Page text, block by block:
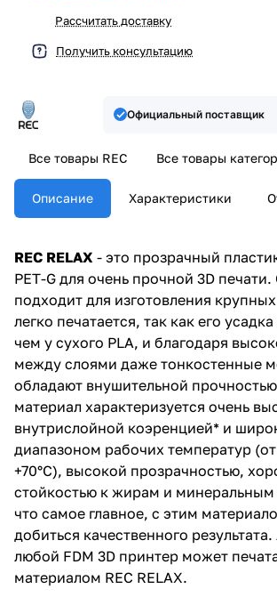
Рассчитать доставку
Получить консультацию
Официальный поставщик
Все товары REC Все товары
Описание Характеристики
REC RELAX - это прозрачный
PET-G для очень прочной 3D
подходит для изготовления
легко печатается, так как его
чем у сухого PLA, и благодаря
между слоями даже тонкостенные
обладают внушительной
материал характеризуется очень
внутрислойной коэренцией* и
диапазоном рабочих температур (от
+70°C), высокой прозрачностью,
стойкостью к жирам и
что самое главное, с этим
добиться качественного
любой FDM 3D принтер может
материалом REC RELAX.